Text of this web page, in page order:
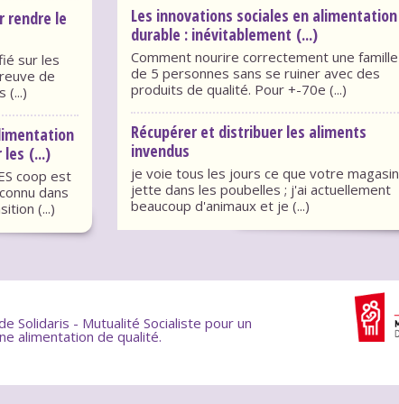
rendre le
sur les
de
(...)
les (...)
coop est
dans
(...)
Les innovations sociales en alimentation
durable : inévitablement (...)
Comment nourire correctement une famille
de 5 personnes sans se ruiner avec des
produits de qualité. Pour +-70e (...)
Récupérer et distribuer les aliments
invendus
je voie tous les jours ce que votre magasin
jette dans les poubelles ; j'ai actuellement
beaucoup d'animaux et je (...)
Solidaris - Mutualité Socialiste pour un
alimentation de qualité.